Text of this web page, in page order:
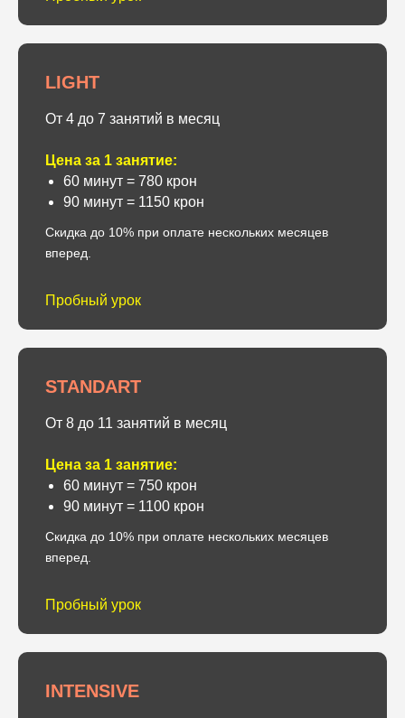
LIGHT
От 4 до 7 занятий в месяц
Цена за 1 занятие:
60 минут = 780 крон
90 минут = 1150 крон
Скидка до 10% при оплате нескольких месяцев
вперед.
Пробный урок
STANDART
От 8 до 11 занятий в месяц
Цена за 1 занятие:
60 минут = 750 крон
90 минут = 1100 крон
Скидка до 10% при оплате нескольких месяцев
вперед.
Пробный урок
INTENSIVE